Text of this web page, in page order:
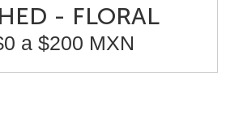
- FLORAL
a $200 MXN